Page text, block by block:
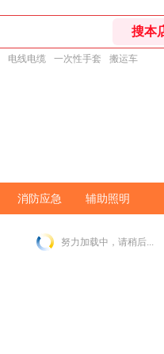
电线电缆 一次性手套 搬运车
消防应急 辅助照明
努力加载中，请稍后...